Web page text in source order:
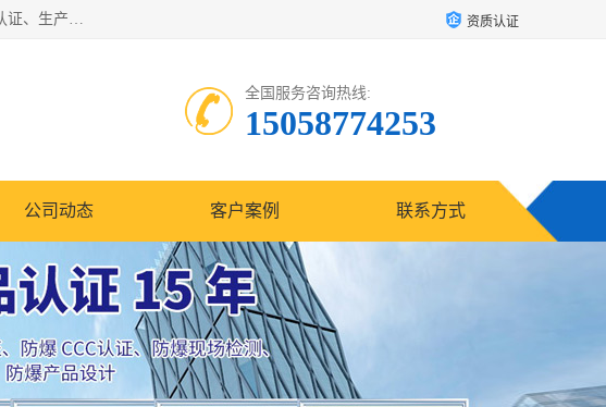
本公司专业从事全国：防爆认证、煤安认证、劳安认证、体系认证、产品认证、ATEX认证、IECEX认证、消防产品认证、生产认可证、验厂指导、认证技术支持、企业管理策划等一站式咨询服务。 用我们的智慧、经验、真诚与勤恳，分享成长的喜悦！ 全国24小时咨询热线：* 认证咨询：张老师（全国*） 资质认证
全国服务咨询热线:
15058774253
公司动态 客户案例 联系方式